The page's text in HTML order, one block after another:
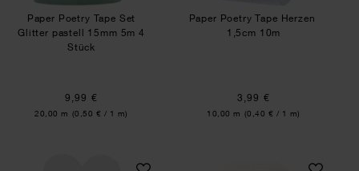
Paper Poetry Tape Set
Glitter pastell 15mm 5m 4
Stück
9,99 €
Inhalt:
20,00 m (0,50 € / 1 m)
Paper Poetry Tape Herzen
1,5cm 10m
3,99 €
Inhalt:
10,00 m (0,40 € / 1 m)
Paper Poetry Papier Fähnchen Herz weiß 10
Paper Poetry